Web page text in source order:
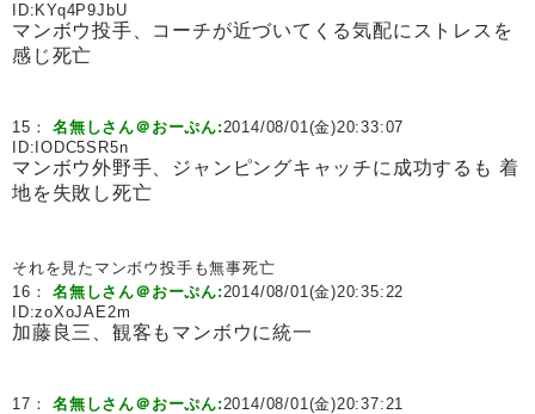
ID: KYq4P9JbU
マンボウ投手、コーチが近づいてくる気配にストレスを
感じ死亡
15：名無しさん＠おーぷん:2014/08/01(金)20:33:07
ID: IODC5SR5n
マンボウ外野手、ジャンピングキャッチに成功するも 着
地を失敗し死亡
それを見たマンボウ投手も無事死亡
16：名無しさん＠おーぷん:2014/08/01(金)20:35:22
ID:zoXoJAE2m
加藤良三、観客もマンボウに統一
17：名無しさん＠おーぷん:2014/08/01(金)20:37:21